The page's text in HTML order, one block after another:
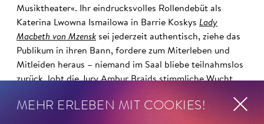
Musiktheater«. Ihr eindrucksvolles Rollendebüt als
Katerina Lwowna Ismailowa in Barrie Koskys Lady
Macbeth von Mzensk sei jederzeit authentisch, ziehe das
Publikum in ihren Bann, fordere zum Miterleben und
Mitleiden heraus – niemand im Saal bliebe teilnahmslos
zurück, lobt die Jury Ambur Braids stimmliche Wucht
MEHR ERLEBEN MIT COOKIES!